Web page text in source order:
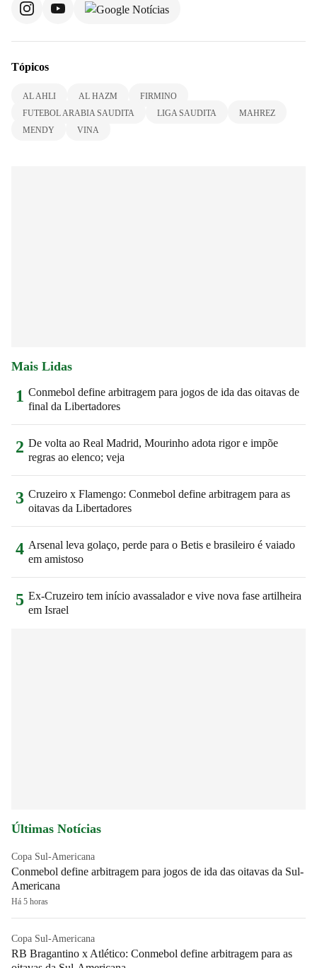
Tópicos
AL AHLI AL HAZM
FIRMINO
FUTEBOL ARABIA SAUDITA
LIGA SAUDITA
MAHREZ
MENDY
VINA
Mais Lidas
1 Conmebol define arbitragem para jogos de ida das oitavas de
final da Libertadores
2 De volta ao Real Madrid, Mourinho adota rigor e impõe
regras ao elenco; veja
3 Cruzeiro x Flamengo: Conmebol define arbitragem para as
oitavas da Libertadores
4 Arsenal leva golaço, perde para o Betis e brasileiro é vaiado
em amistoso
5 Ex-Cruzeiro tem início avassalador e vive nova fase artilheira
em Israel
Últimas Notícias
Copa Sul-Americana
Conmebol define arbitragem para jogos de ida das oitavas da Sul-
Americana
Há 5 horas
Copa Sul-Americana
RB Bragantino x Atlético: Conmebol define arbitragem para as